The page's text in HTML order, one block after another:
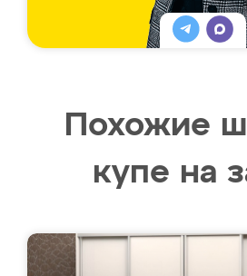
Похожие
купе на